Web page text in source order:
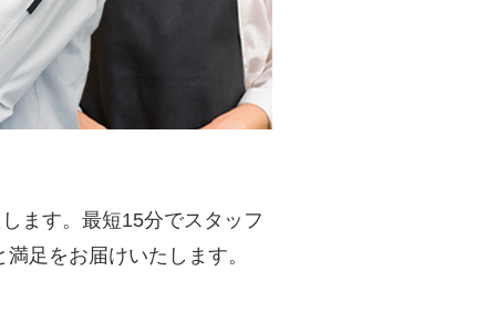
ます。最短15分でスタッフ
足をお届けいたします。